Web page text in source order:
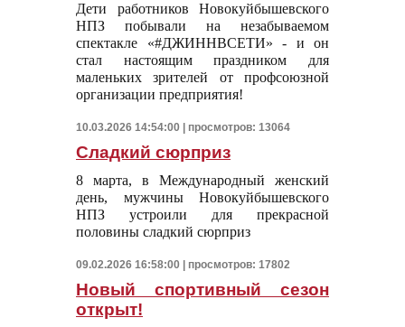
Дети работников Новокуйбышевского
НПЗ побывали на незабываемом
спектакле «#ДЖИННВСЕТИ» - и он
стал настоящим праздником для
маленьких зрителей от профсоюзной
организации предприятия!
10.03.2026 14:54:00 | просмотров: 13064
Сладкий сюрприз
8 марта, в Международный женский
день, мужчины Новокуйбышевского
НПЗ устроили для прекрасной
половины сладкий сюрприз
09.02.2026 16:58:00 | просмотров: 17802
Новый спортивный сезон
открыт!